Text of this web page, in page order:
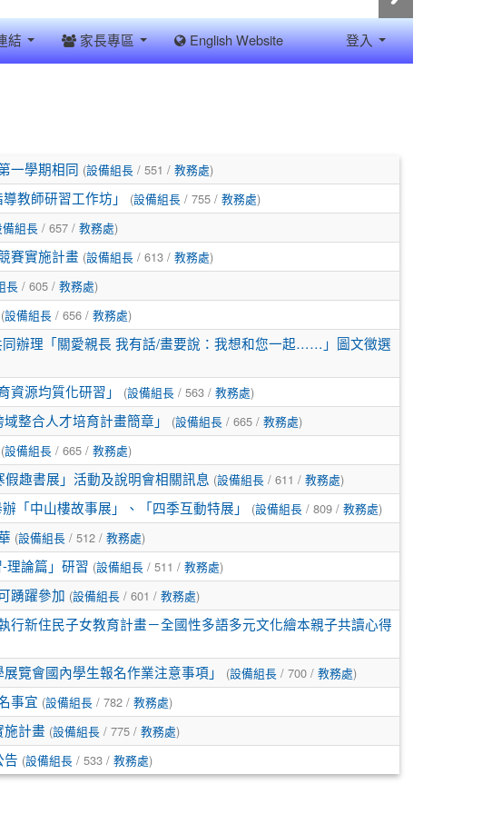
結 家長專區 English Website 登入
一學期相同 (設備組長/ 551 / 教務處)
教師研習工作坊」 (設備組長/ 755 / 教務處)
備組長/ 657 / 教務處)
賽實施計畫 (設備組長/ 613 / 教務處)
長/ 605 / 教務處)
(設備組長/ 656 / 教務處)
辦理「關愛親長 我有話/畫要說：我想和您一起……」圖文徵選
資源均質化研習」 (設備組長/ 563 / 教務處)
整合人才培育計畫簡章」 (設備組長/ 665 / 教務處)
(設備組長/ 665 / 教務處)
趣書展」活動及說明會相關訊息 (設備組長/ 611 / 教務處)
「中山樓故事展」、「四季互動特展」 (設備組長/ 809 / 教務處)
(設備組長/ 512 / 教務處)
理論篇」研習 (設備組長/ 511 / 教務處)
踴躍參加 (設備組長/ 601 / 教務處)
行新住民子女教育計畫－全國性多語多元文化繪本親子共讀心得
覽會國內學生報名作業注意事項」 (設備組長/ 700 / 教務處)
事宜 (設備組長/ 782 / 教務處)
施計畫 (設備組長/ 775 / 教務處)
告 (設備組長/ 533 / 教務處)